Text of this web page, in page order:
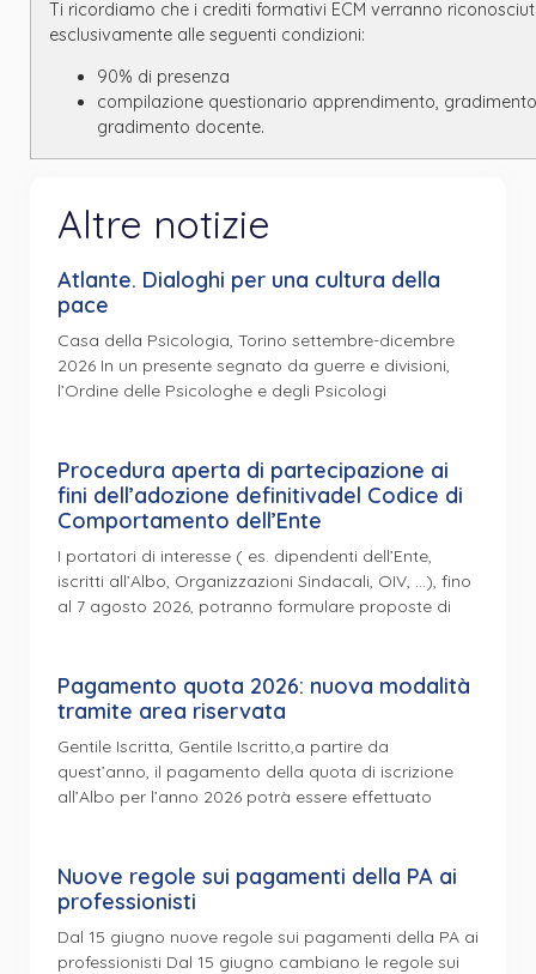
Ti ricordiamo che i crediti formativi ECM verranno
esclusivamente alle seguenti condizioni:
90% di presenza
compilazione questionario apprendimento,
gradimento docente.
Altre notizie
Atlante. Dialoghi per una cultura della
pace
Casa della Psicologia, Torino settembre-dicembre
2026 In un presente segnato da guerre e divisioni,
l’Ordine delle Psicologhe e degli Psicologi
Procedura aperta di partecipazione ai
fini dell’adozione definitivadel Codice di
Comportamento dell’Ente
I portatori di interesse ( es. dipendenti dell’Ente,
iscritti all’Albo, Organizzazioni Sindacali, OIV, …), fino
al 7 agosto 2026, potranno formulare proposte di
Pagamento quota 2026: nuova modalità
tramite area riservata
Gentile Iscritta, Gentile Iscritto,a partire da
quest’anno, il pagamento della quota di iscrizione
all’Albo per l’anno 2026 potrà essere effettuato
Nuove regole sui pagamenti della PA ai
professionisti
Dal 15 giugno nuove regole sui pagamenti della PA ai
professionisti Dal 15 giugno cambiano le regole sui